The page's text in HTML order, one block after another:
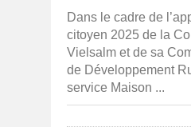
Dans le cadre de
citoyen 2025 de la
Vielsalm et de sa
de Développement
service Maison ...